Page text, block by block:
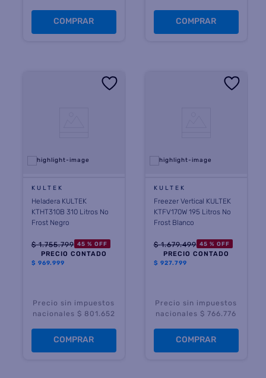
COMPRAR COMPRAR
KULTEK
Heladera KULTEK
KTHT310B 310 Litros No
Frost Negro
$ 1.755.799 45 % OFF
PRECIO CONTADO
$ 969.999
Precio sin impuestos
nacionales $ 801.652
COMPRAR
KULTEK
Freezer Vertical KULTEK
KTFV170W 195 Litros No
Frost Blanco
$ 1.679.499 45 % OFF
PRECIO CONTADO
$ 927.799
Precio sin impuestos
nacionales $ 766.776
COMPRAR